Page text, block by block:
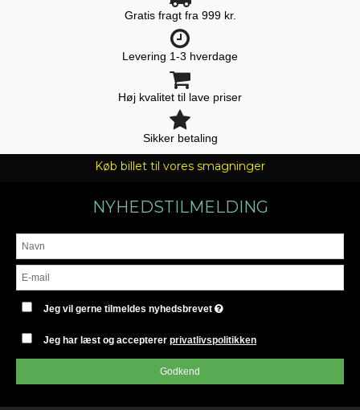
Gratis fragt fra 999 kr.
Levering 1-3 hverdage
Høj kvalitet til lave priser
Sikker betaling
Køb billet til vores smagninger
NYHEDSTILMELDING
Jeg vil gerne tilmeldes nyhedsbrevet
Jeg har læst og acceptererprivatlivspolitikken
Godkend